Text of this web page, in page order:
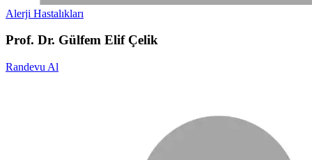
Alerji Hastalıkları
Prof. Dr. Gülfem Elif Çelik
Randevu Al